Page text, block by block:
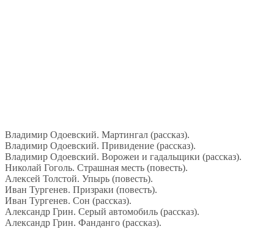
Владимир Одоевский. Мартингал (рассказ).
Владимир Одоевский. Привидение (рассказ).
Владимир Одоевский. Ворожеи и гадальщики (рассказ).
Николай Гоголь. Страшная месть (повесть).
Алексей Толстой. Упырь (повесть).
Иван Тургенев. Призраки (повесть).
Иван Тургенев. Сон (рассказ).
Александр Грин. Серый автомобиль (рассказ).
Александр Грин. Фанданго (рассказ).